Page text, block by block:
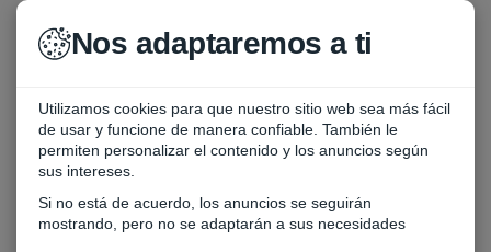
Nos adaptaremos a ti
Utilizamos cookies para que nuestro sitio web sea más fácil
de usar y funcione de manera confiable. También le
permiten personalizar el contenido y los anuncios según
sus intereses.
Si no está de acuerdo, los anuncios se seguirán
mostrando, pero no se adaptarán a sus necesidades